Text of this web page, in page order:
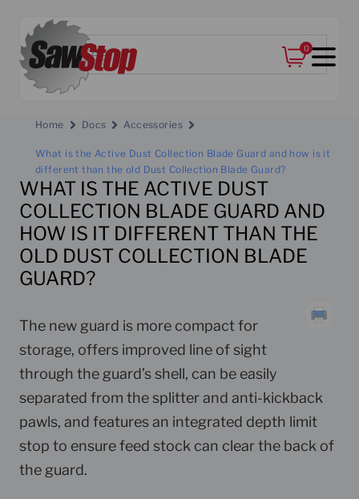
0
Home Docs Accessories
What is the Active Dust Collection Blade Guard and how is it
different than the old Dust Collection Blade Guard?
WHAT IS THE ACTIVE DUST
COLLECTION BLADE GUARD AND
HOW IS IT DIFFERENT THAN THE
OLD DUST COLLECTION BLADE
GUARD?
The new guard is more compact for
storage, offers improved line of sight
through the guard’s shell, can be easily
separated from the splitter and anti-kickback
pawls, and features an integrated depth limit
stop to ensure feed stock can clear the back of
the guard.